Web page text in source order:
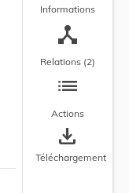
Informations
device_hub
Relations (2)
list
Actions
save_alt
Téléchargement